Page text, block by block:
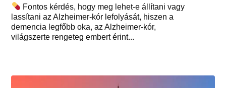
Fontos kérdés, hogy meg lehet-e állítani vagy
lassítani az Alzheimer-kór lefolyását, hiszen a
demencia legfőbb oka, az Alzheimer-kór,
világszerte rengeteg embert érint...